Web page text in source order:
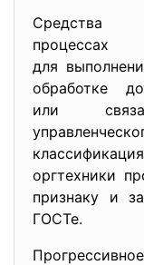
процессах
для
обработке
или
оргтехники
признаку и
ГОСТе.